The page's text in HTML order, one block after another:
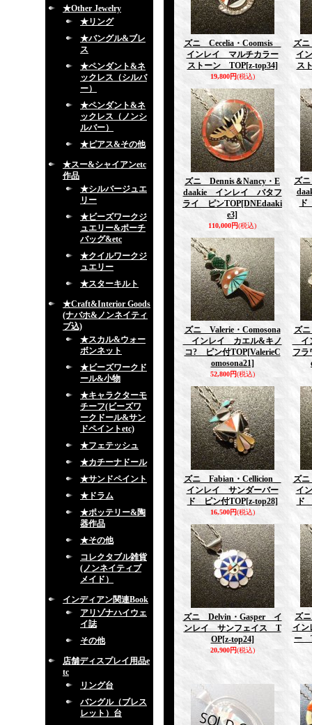
★Other Jewelry
★リング
★バングル&ブレ
ス
★ペンダント&ネ
ックレス（シルバ
ー）
★ペンダント&ネ
ックレス（ノンシ
ルバー）
★ピアス&その他
★スー&シャイアンetc
作品
★シルバージュエ
リー
★ビーズワークジ
ュエリー&ポーチ
バッグ&etc
★クイルワークジ
ュエリー
★スターキルト
★Craft&Interior Goods
(ナバホ&ノンネイティ
ブ込)
★スカル&ウォー
ボンネット
★ビーズワークド
ール&小物
★キャラクターモ
チーフ(ビーズワ
ークドール&サン
ドペイントetc)
★フェテッシュ
★カチーナドール
★サンドペイント
★ドラム
★ポッテリー&陶
器作品
★その他
コレクタブル雑貨
(ノンネイティブ
メイド）
インディアン関連Book
アリゾナハイウェ
イ誌
その他
店舗ディスプレイ用品e
tc
リング台
バングル（ブレス
レット）台
ズニ Cecelia・Coomsis
インレイ マルチカラー
ストーン TOP[z-top34]
19,800円(税込)
ズ
イ
ス
ズニ Dennis＆Nancy・E
daakie インレイ バタフ
ライ ピンTOP[DNEdaaki
e3]
110,000円(税込)
ズ
ズニ Valerie・Comosona
インレイ カエル&キノ
コ? ピン付TOP[ValerieC
omosona21]
52,800円(税込)
ズ
イ
フ
ズニ Fabian・Cellicion
インレイ サンダーバー
ド ピン付TOP[z-top28]
16,500円(税込)
ズ
イ
ド
ズニ Delvin・Gasper イ
ンレイ サンフェイス T
OP[z-top24]
20,900円(税込)
ズ
イ
ー